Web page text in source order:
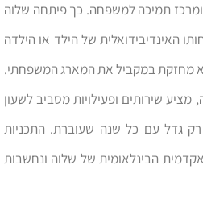
תמיכה למשפחה. כך פיתחה שלוה
האינדיבידואלית של הילד או הילדה
מחזקת במקביל את המארג המשפחתי.
מציע שירותים ופעילויות מסביב לשעון
רק גדל עם כל שנה שעוברת. התכניות
הבינלאומית של שלוה ונחשבות